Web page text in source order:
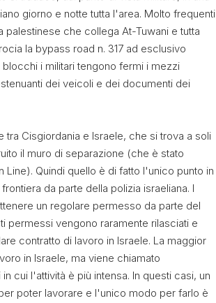
giorno e notte tutta l'area. Molto frequenti
che collega At-Tuwani e tutta
la bypass road n. 317 ad esclusivo
i militari tengono fermi i mezzi
dei veicoli e dei documenti dei
Cisgiordania e Israele, che si trova a soli
il muro di separazione (che è stato
Quindi quello è di fatto l'unico punto in
da parte della polizia israeliana. I
un regolare permesso da parte del
permessi vengono raramente rilasciati e
contratto di lavoro in Israele. La maggior
in Israele, ma viene chiamato
cui l'attività è più intensa. In questi casi, un
poter lavorare e l'unico modo per farlo è